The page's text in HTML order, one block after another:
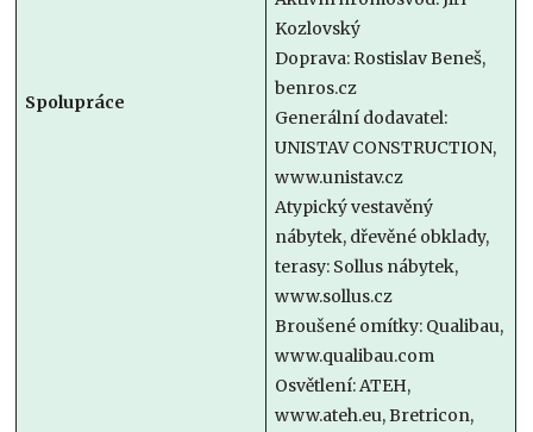
Spolupráce
Kozlovský
Doprava: Rostislav Beneš,
benros.cz
Generální dodavatel:
UNISTAV CONSTRUCTION,
www.unistav.cz
Atypický vestavěný
nábytek, dřevěné obklady,
terasy: Sollus nábytek,
www.sollus.cz
Broušené omítky: Qualibau,
www.qualibau.com
Osvětlení: ATEH,
www.ateh.eu, Bretricon,